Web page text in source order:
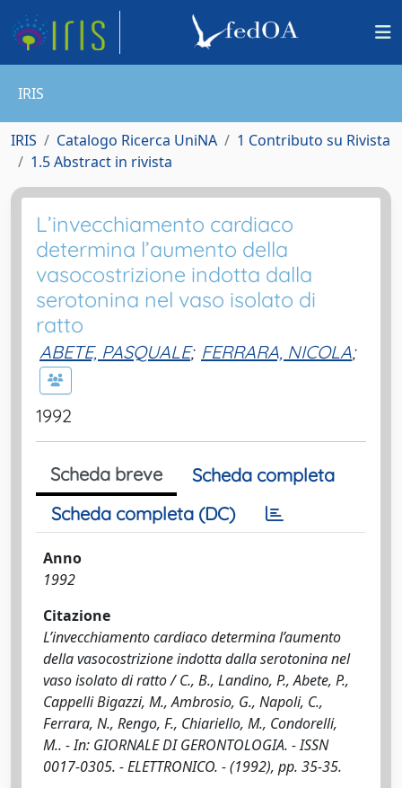
IRIS
IRIS Catalogo Ricerca UniNA
1 Contributo su Rivista
1.5 Abstract in rivista
L’invecchiamento cardiaco
determina l’aumento della
vasocostrizione indotta dalla
serotonina nel vaso isolato di
ratto
ABETE, PASQUALE; FERRARA, NICOLA;
1992
Scheda breve
Scheda completa
Scheda completa (DC)
Anno
1992
Citazione
L’invecchiamento cardiaco determina l’aumento
della vasocostrizione indotta dalla serotonina nel
vaso isolato di ratto / C., B., Landino, P., Abete, P.,
Cappelli Bigazzi, M., Ambrosio, G., Napoli, C.,
Ferrara, N., Rengo, F., Chiariello, M., Condorelli,
M.. - In: GIORNALE DI GERONTOLOGIA. - ISSN
0017-0305. - ELETTRONICO. - (1992), pp. 35-35.